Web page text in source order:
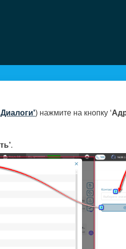
) нажмите на кнопку ‘
.